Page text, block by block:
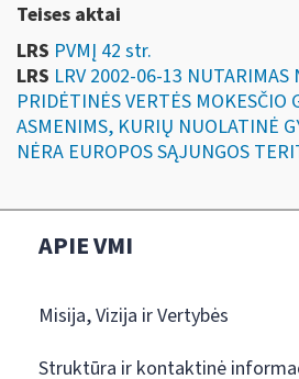
Teises aktai
LRS PVMĮ 42 str.
LRS LRV 2002-06-13 NUTARIMAS
PRIDĖTINĖS VERTĖS MOKESČIO
ASMENIMS, KURIŲ NUOLATINĖ
NĖRA EUROPOS SĄJUNGOS
APIE VMI
Misija, Vizija ir Vertybės
Struktūra ir kontaktinė